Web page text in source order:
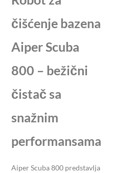
čišćenje bazena
Aiper Scuba
800 – bežični
čistač sa
snažnim
performansama
Aiper Scuba 800 predstavlja